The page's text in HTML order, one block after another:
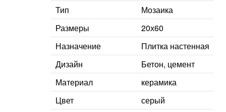
Тип
Мозаика
Размеры
20х60
Назначение
Плитка настенная
Дизайн
Бетон, цемент
Материал
керамика
Цвет
серый